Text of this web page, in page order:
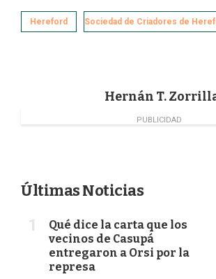
e
b
k
e
t
i
l
Hereford Sociedad de Criadores de
Hernán T.
PUBLICIDAD
Últimas Noticias
Qué dice la carta que los
vecinos de Casupá
entregaron a Orsi por la
represa